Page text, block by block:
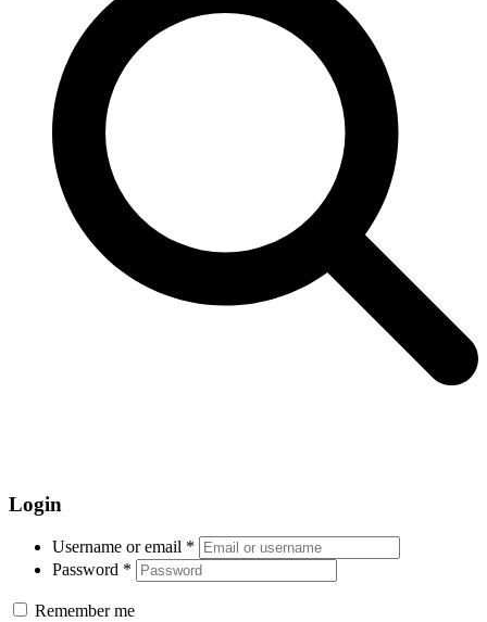
Login
Username or email *
Password *
Remember me